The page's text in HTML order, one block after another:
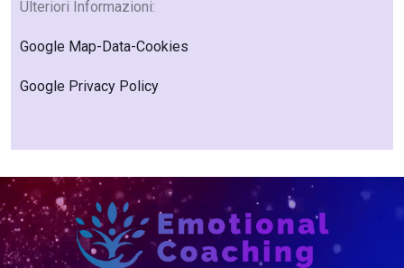
Ulteriori Informazioni:
Google Map-Data-Cookies
Google Privacy Policy